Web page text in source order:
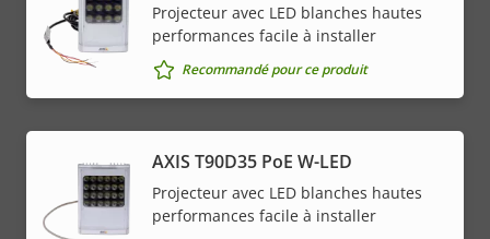
Projecteur avec LED blanches hautes
performances facile à installer
Recommandé pour ce produit
AXIS T90D35 PoE W-LED
Projecteur avec LED blanches hautes
performances facile à installer